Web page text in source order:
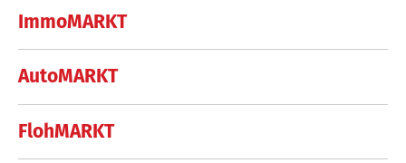
ImmoMARKT
AutoMARKT
FlohMARKT